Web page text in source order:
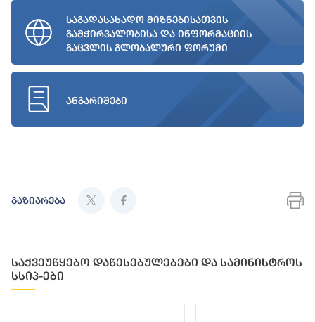
საგადასახადო მიზნებისათვის
გამჭირვალობისა და ინფორმაციის
გაცვლის გლობალური ფორუმი
ანგარიშები
გაზიარება
საქვეუწყებო დაწესებულებები და სამინისტროს
სსიპ-ები